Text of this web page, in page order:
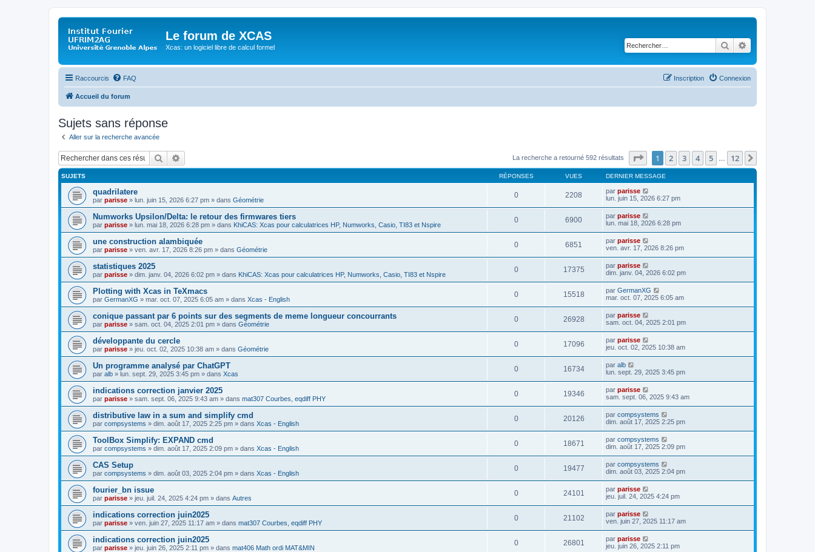
Le forum de XCAS
Xcas: un logiciel libre de calcul formel Rechercher
Raccourcis FAQ Connexion
Inscription
Accueil du forum
Sujets sans réponse
Aller sur la recherche avancée
Rechercher La recherche a retourné 592 résultats Page sur12
1 2 3 4 5 12
SUJETS RÉPONSES VUES DERNIER MESSAGE
quadrilatere
par parisse » lun. juin 15, 2026 6:27 pm » dans Géométrie
0 2208 par parisse
lun. juin 15, 2026 6:27 pm
Numworks Upsilon/Delta: le retour des firmwares tiers
par parisse » lun. mai 18, 2026 6:28 pm » dans KhiCAS: Xcas pour calculatrices HP, Numworks, Casio, TI83 et Nspire
0 6900 par parisse
lun. mai 18, 2026 6:28 pm
une construction alambiquée
par parisse » ven. avr. 17, 2026 8:26 pm » dans Géométrie
0 6851 par parisse
ven. avr. 17, 2026 8:26 pm
statistiques 2025
par parisse » dim. janv. 04, 2026 6:02 pm » dans KhiCAS: Xcas pour calculatrices HP, Numworks, Casio, TI83 et Nspire
0 17375 par parisse
dim. janv. 04, 2026 6:02 pm
Plotting with Xcas in TeXmacs
par GermanXG » mar. oct. 07, 2025 6:05 am » dans Xcas - English
0 15518 par GermanXG
mar. oct. 07, 2025 6:05 am
conique passant par 6 points sur des segments de meme longueur concourrants
par parisse » sam. oct. 04, 2025 2:01 pm » dans Géométrie
0 26928 par parisse
sam. oct. 04, 2025 2:01 pm
développante du cercle
par parisse » jeu. oct. 02, 2025 10:38 am » dans Géométrie
0 17096 par parisse
jeu. oct. 02, 2025 10:38 am
Un programme analysé par ChatGPT
par alb » lun. sept. 29, 2025 3:45 pm » dans Xcas
0 16734 par alb
lun. sept. 29, 2025 3:45 pm
indications correction janvier 2025
par parisse » sam. sept. 06, 2025 9:43 am » dans mat307 Courbes, eqdiff PHY
0 19346 par parisse
sam. sept. 06, 2025 9:43 am
distributive law in a sum and simplify cmd
par compsystems » dim. août 17, 2025 2:25 pm » dans Xcas - English
0 20126 par compsystems
dim. août 17, 2025 2:25 pm
ToolBox Simplify: EXPAND cmd
par compsystems » dim. août 17, 2025 2:09 pm » dans Xcas - English
0 18671 par compsystems
dim. août 17, 2025 2:09 pm
CAS Setup
par compsystems » dim. août 03, 2025 2:04 pm » dans Xcas - English
0 19477 par compsystems
dim. août 03, 2025 2:04 pm
fourier_bn issue
par parisse » jeu. juil. 24, 2025 4:24 pm » dans Autres
0 24101 par parisse
jeu. juil. 24, 2025 4:24 pm
indications correction juin2025
par parisse » ven. juin 27, 2025 11:17 am » dans mat307 Courbes, eqdiff PHY
0 21102 par parisse
ven. juin 27, 2025 11:17 am
indications correction juin2025
par parisse » jeu. juin 26, 2025 2:11 pm » dans mat406 Math ordi MAT&MIN
0 26801 par parisse
jeu. juin 26, 2025 2:11 pm